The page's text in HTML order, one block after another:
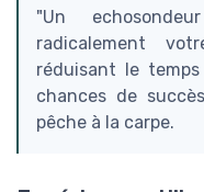
"Un
radicalement
réduisant le
chances de
pêche à la carpe.